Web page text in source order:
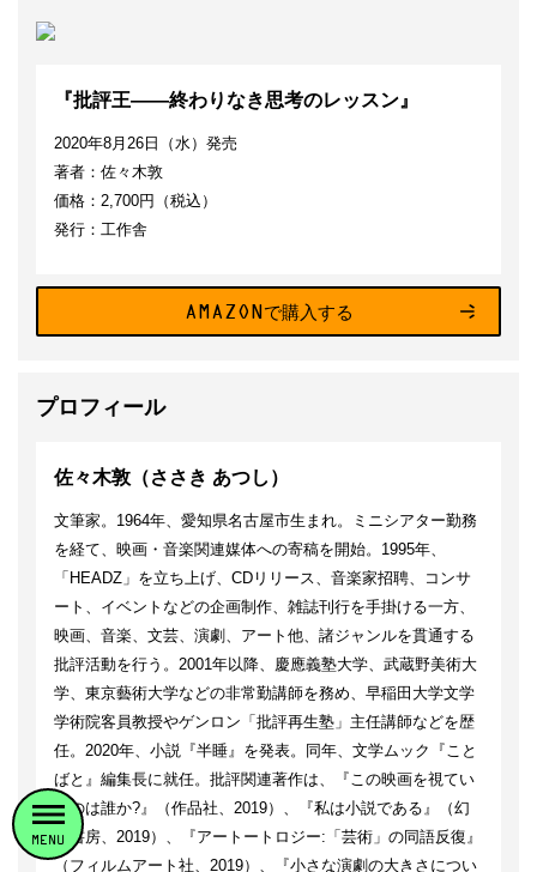
『批評王——終わりなき思考のレッスン』
2020年8月26日（水）発売
著者：佐々木敦
価格：2,700円（税込）
発行：工作舎
AMAZONで購入する
プロフィール
佐々木敦（ささき あつし）
文筆家。1964年、愛知県名古屋市生まれ。ミニシアター勤務
を経て、映画・音楽関連媒体への寄稿を開始。1995年、
「HEADZ」を立ち上げ、CDリリース、音楽家招聘、コンサ
ート、イベントなどの企画制作、雑誌刊行を手掛ける一方、
映画、音楽、文芸、演劇、アート他、諸ジャンルを貫通する
批評活動を行う。2001年以降、慶應義塾大学、武蔵野美術大
学、東京藝術大学などの非常勤講師を務め、早稲田大学文学
学術院客員教授やゲンロン「批評再生塾」主任講師などを歴
任。2020年、小説『半睡』を発表。同年、文学ムック『こと
ばと』編集長に就任。批評関連著作は、『この映画を視てい
るのは誰か?』（作品社、2019）、『私は小説である』（幻
戯書房、2019）、『アートートロジー:「芸術」の同語反復』
（フィルムアート社、2019）、『小さな演劇の大きさについ
MENU